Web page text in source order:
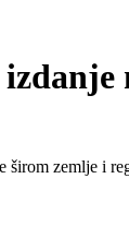
zemlje i